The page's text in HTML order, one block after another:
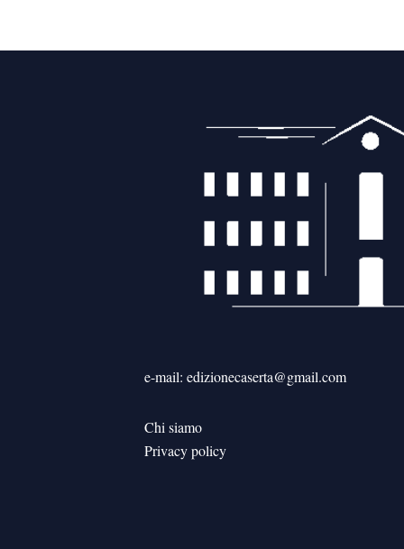
e-mail: edizionecaserta@gmail.com
Chi siamo
Privacy policy